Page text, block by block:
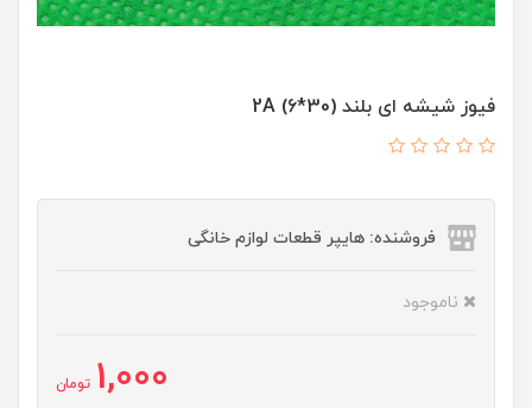
فیوز شیشه ای بلند (30*6) 2A
فروشنده: هایپر قطعات لوازم خانگی
ناموجود
1,000 تومان